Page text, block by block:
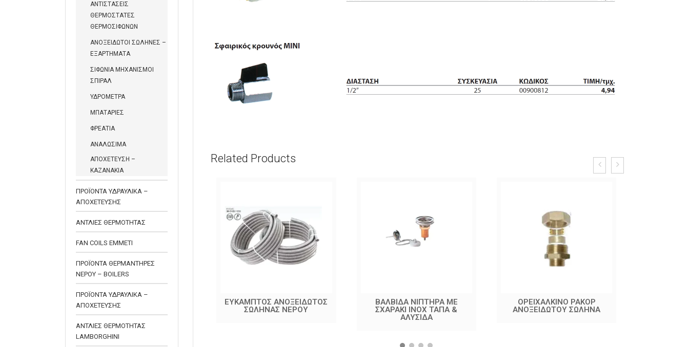
Related Products
ΜΑΣΤΟΣ ΑΡΣΕΝΙΚΟ-
ΑΡΣΕΝΙΚΟ ΕΥΚΑΜΠΤΟΣ
ΑΝΟΞΕΙΔΩΤΟΣ ΣΩΛΗΝΑΣ
ΕΥΚΑΜΠΤΟΣ ΑΝΟΞΕΙΔΩΤΟΣ
ΣΩΛΗΝΑΣ ΝΕΡΟΥ
ΒΑΛΒΙΔΑ ΝΙΠΤΗΡΑ ΜΕ
ΣΧΑΡΑΚΙ ΙΝΟΧ ΤΑΠΑ &
ΑΛΥΣΙΔΑ
ΟΡΕΙΧΑΛΚΙΝΟ ΡΑΚΟΡ
ΑΝΟΞΕΙΔΩΤΟΥ ΣΩΛΗΝΑ
ΑΝΤΙΣΤΑΣΕΙΣ
ΘΕΡΜΟΣΤΑΤΕΣ
ΘΕΡΜΟΣΙΦΩΝΩΝ
ΑΝΟΞΕΙΔΩΤΟΙ ΣΩΛΗΝΕΣ –
ΕΞΑΡΤΗΜΑΤΑ
ΣΙΦΩΝΙΑ ΜΗΧΑΝΙΣΜΟΙ
ΣΠΙΡΑΛ
ΥΔΡΟΜΕΤΡΑ
ΜΠΑΤΑΡΙΕΣ
ΦΡΕΑΤΙΑ
ΑΝΑΛΩΣΙΜΑ
ΑΠΟΧΕΤΕΥΣΗ –
ΚΑΖΑΝΑΚΙΑ
ΠΡΟΪΟΝΤΑ ΥΔΡΑΥΛΙΚΑ –
ΑΠΟΧΕΤΕΥΣΗΣ
ΑΝΤΛΙΕΣ ΘΕΡΜΟΤΗΤΑΣ
FAN COILS EMMETI
ΠΡΟΪΟΝΤΑ ΘΕΡΜΑΝΤΗΡΕΣ
ΝΕΡΟΥ – BOILERS
ΠΡΟΪΟΝΤΑ ΥΔΡΑΥΛΙΚΑ –
ΑΠΟΧΕΤΕΥΣΗΣ
ΑΝΤΛΙΕΣ ΘΕΡΜΟΤΗΤΑΣ
LAMBORGHINI